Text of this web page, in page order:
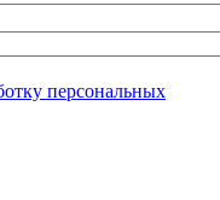
персональных